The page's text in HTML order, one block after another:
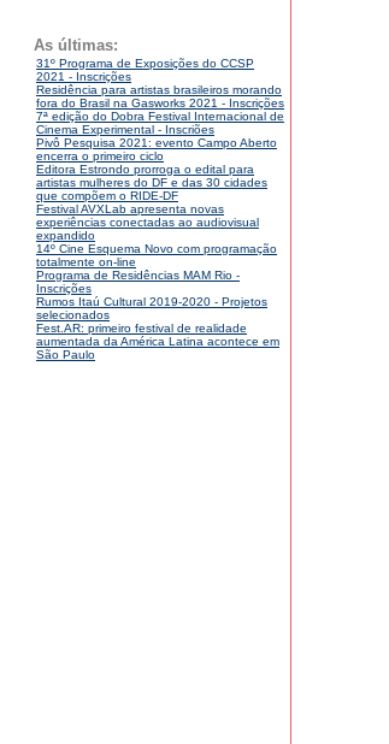
As últimas:
31º Programa de Exposições do CCSP
2021 - Inscrições
Residência para artistas brasileiros morando
fora do Brasil na Gasworks 2021 - Inscrições
7ª edição do Dobra Festival Internacional de
Cinema Experimental - Inscriões
Pivô Pesquisa 2021: evento Campo Aberto
encerra o primeiro ciclo
Editora Estrondo prorroga o edital para
artistas mulheres do DF e das 30 cidades
que compõem o RIDE-DF
Festival AVXLab apresenta novas
experiências conectadas ao audiovisual
expandido
14º Cine Esquema Novo com programação
totalmente on-line
Programa de Residências MAM Rio -
Inscrições
Rumos Itaú Cultural 2019-2020 - Projetos
selecionados
Fest.AR: primeiro festival de realidade
aumentada da América Latina acontece em
São Paulo